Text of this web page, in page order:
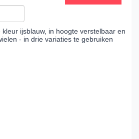
ijsblauw, in hoogte verstelbaar en
- in drie variaties te gebruiken